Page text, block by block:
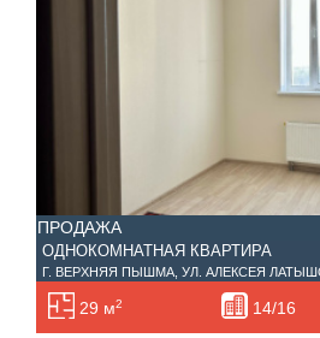
ПРОДАЖА
ОДНОКОМНАТНАЯ КВАРТИРА
Г. ВЕРХНЯЯ ПЫШМА, УЛ. АЛЕКСЕЯ
29 м2 14/16